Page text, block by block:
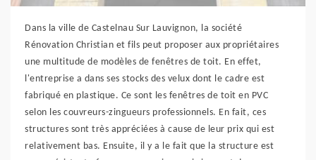
Dans la ville de Castelnau Sur Lauvignon, la société
Rénovation Christian et fils peut proposer aux propriétaires
une multitude de modèles de fenêtres de toit. En effet,
l'entreprise a dans ses stocks des velux dont le cadre est
fabriqué en plastique. Ce sont les fenêtres de toit en PVC
selon les couvreurs-zingueurs professionnels. En fait, ces
structures sont très appréciées à cause de leur prix qui est
relativement bas. Ensuite, il y a le fait que la structure est